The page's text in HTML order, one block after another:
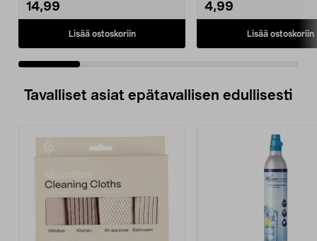
14,99
Lisää ostoskoriin
4,99
Lisää ostoskoriin
Tavalliset asiat epätavallisen edullisesti